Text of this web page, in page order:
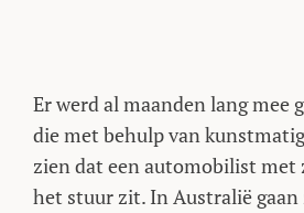
Er werd al maanden lang mee
die met behulp van
zien dat een automobilist
het stuur zit. In Australië gaan